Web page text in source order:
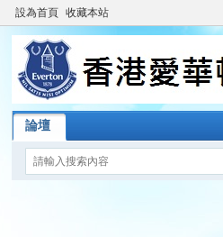
設為首頁 收藏本站
論壇